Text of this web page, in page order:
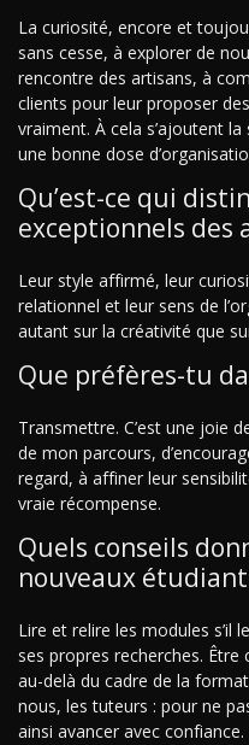
La curiosité, encore et
sans cesse, à explorer de
rencontre des artisans, à
clients pour leur proposer
vraiment. À cela s’ajoutent
une bonne dose
Qu’est-ce qui
exceptionnels des
Leur style affirmé, leur
relationnel et leur sens de
autant sur la créativité que
Que préfères-tu
Transmettre. C’est une joie
de mon parcours,
regard, à affiner leur
vraie récompense.
Quels conseils
nouveaux
Lire et relire les modules
ses propres recherches.
au-delà du cadre de la
nous, les tuteurs : pour ne
ainsi avancer avec confiance.